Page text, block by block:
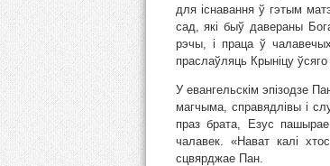
для існавання ў гэтым
сад, які быў давераны
рэчы, і праца ў
праслаўляць Крыніцу
У евангельскім эпізодзе
магчыма, справядлівы і
праз брата, Езус
чалавек. «Нават калі
сцвярджае Пан.